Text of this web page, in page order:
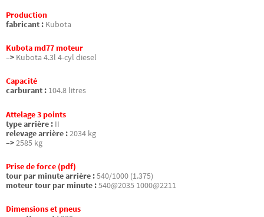
Production
fabricant : Kubota
Kubota md77 moteur
–> Kubota 4.3l 4-cyl diesel
Capacité
carburant : 104.8 litres
Attelage 3 points
type arrière : II
relevage arrière :2034 kg
–>2585 kg
Prise de force (pdf)
tour par minute arrière :540/1000 (1.375)
moteur tour par minute :540@2035 1000@2211
Dimensions et pneus